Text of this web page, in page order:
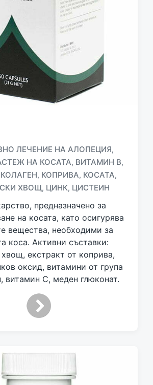
ЛЕЧЕНИЕ НА АЛОПЕЦИЯ,
НА КОСАТА, ВИТАМИН В,
КОЛАГЕН, КОПРИВА, КОСАТА,
ХВОЩ, ЦИНК, ЦИСТЕИН
предназначено за
на косата, като осигурява
вещества, необходими за
коса. Активни съставки:
екстракт от коприва,
оксид, витамини от група
витамин С, меден глюконат.